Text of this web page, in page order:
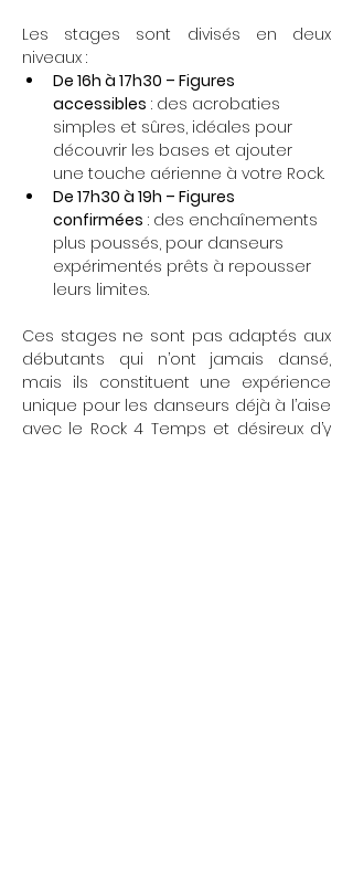
Les stages sont divisés en deux
niveaux :
De 16h à 17h30 – Figures
accessibles : des acrobaties
simples et sûres, idéales pour
découvrir les bases et ajouter
une touche aérienne à votre Rock.
De 17h30 à 19h – Figures
confirmées : des enchaînements
plus poussés, pour danseurs
expérimentés prêts à repousser
leurs limites.
Ces stages ne sont pas adaptés aux
débutants qui n’ont jamais dansé,
mais ils constituent une expérience
unique pour les danseurs déjà à l’aise
avec le Rock 4 Temps et désireux d’y